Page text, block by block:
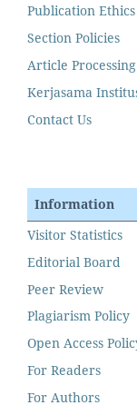
Publication Ethics
Section Policies
Article
Kerjasama
Contact Us
Information
Visitor Statistics
Editorial Board
Peer Review
Plagiarism Policy
Open Access
For Readers
For Authors